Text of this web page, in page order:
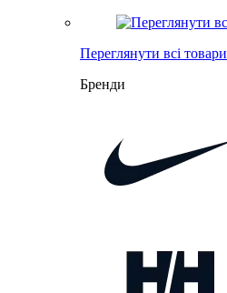
Переглянути всі товари
Бренди